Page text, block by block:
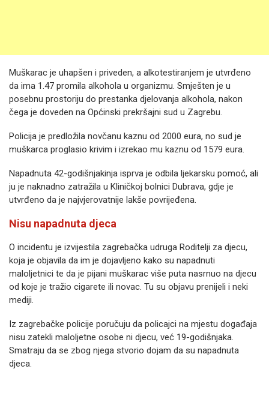
Muškarac je uhapšen i priveden, a alkotestiranjem je utvrđeno
da ima 1.47 promila alkohola u organizmu. Smješten je u
posebnu prostoriju do prestanka djelovanja alkohola, nakon
čega je doveden na Općinski prekršajni sud u Zagrebu.
Policija je predložila novčanu kaznu od 2000 eura, no sud je
muškarca proglasio krivim i izrekao mu kaznu od 1579 eura.
Napadnuta 42-godišnjakinja isprva je odbila ljekarsku pomoć, ali
ju je naknadno zatražila u Kliničkoj bolnici Dubrava, gdje je
utvrđeno da je najvjerovatnije lakše povrijeđena.
Nisu napadnuta djeca
O incidentu je izvijestila zagrebačka udruga Roditelji za djecu,
koja je objavila da im je dojavljeno kako su napadnuti
maloljetnici te da je pijani muškarac više puta nasrnuo na djecu
od koje je tražio cigarete ili novac. Tu su objavu prenijeli i neki
mediji.
Iz zagrebačke policije poručuju da policajci na mjestu događaja
nisu zatekli maloljetne osobe ni djecu, već 19-godišnjaka.
Smatraju da se zbog njega stvorio dojam da su napadnuta
djeca.